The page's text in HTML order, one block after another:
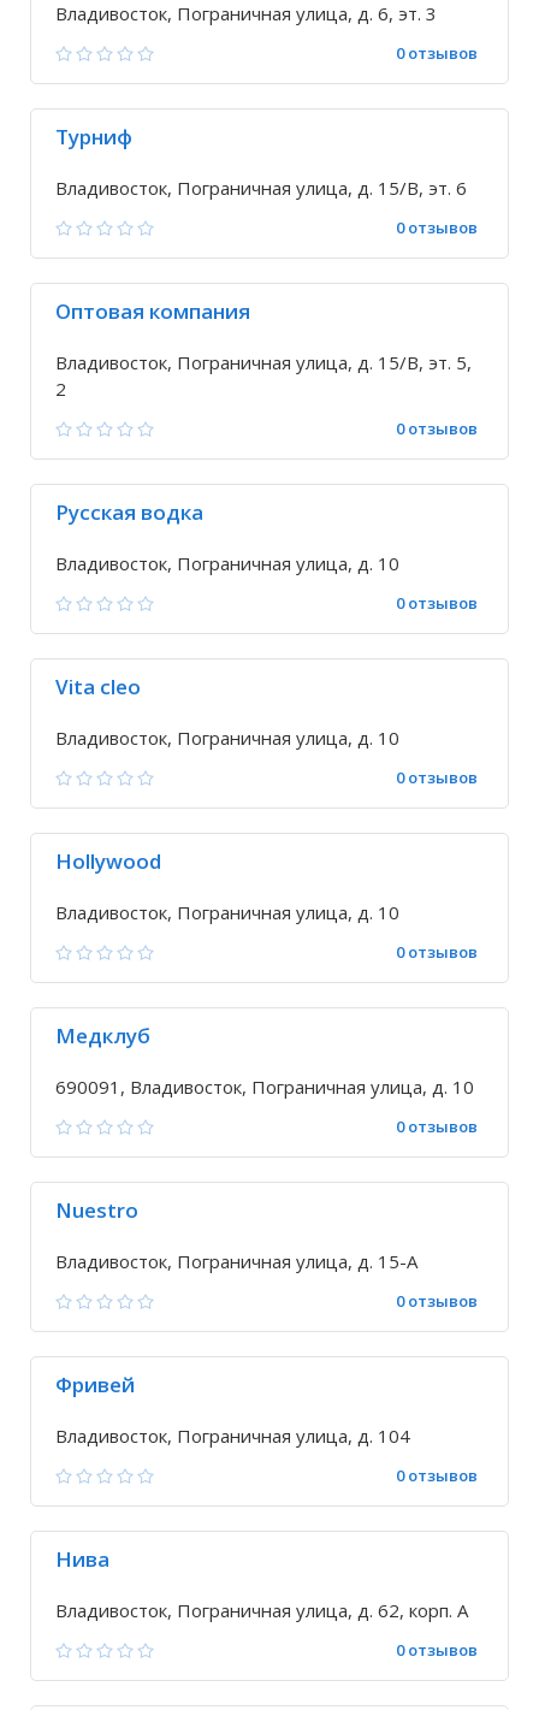
Владивосток, Пограничная улица, д. 6, эт. 3
0 отзывов
Турниф
Владивосток, Пограничная улица, д. 15/В, эт. 6
0 отзывов
Оптовая компания
Владивосток, Пограничная улица, д. 15/В, эт. 5,
2
0 отзывов
Русская водка
Владивосток, Пограничная улица, д. 10
0 отзывов
Vita cleo
Владивосток, Пограничная улица, д. 10
0 отзывов
Hollywood
Владивосток, Пограничная улица, д. 10
0 отзывов
Медклуб
690091, Владивосток, Пограничная улица, д. 10
0 отзывов
Nuestro
Владивосток, Пограничная улица, д. 15-А
0 отзывов
Фривей
Владивосток, Пограничная улица, д. 104
0 отзывов
Нива
Владивосток, Пограничная улица, д. 62, корп. А
0 отзывов